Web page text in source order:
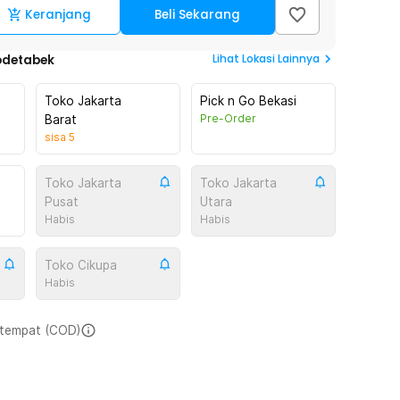
Keranjang Beli Sekarang
Lihat Lokasi Lainnya
Toko Jakarta
Barat
sisa 5
Pick n Go Bekasi
Pre-Order
Toko Jakarta
Pusat
Habis
Toko Jakarta
Utara
Habis
Toko Cikupa
Habis
(COD)